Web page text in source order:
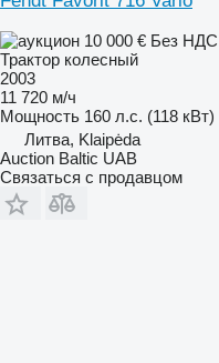
10 000 € Без НДС
Трактор колесный
2003
11 720 м/ч
Мощность 160 л.с. (118 кВт)
Литва, Klaipėda
Auction Baltic UAB
Связаться с продавцом